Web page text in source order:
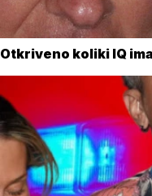
Otkriveno koliki IQ